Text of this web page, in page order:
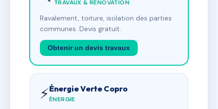
TRAVAUX & RÉNOVATION
Ravalement, toiture, isolation des parties
communes. Devis gratuit.
Obtenir un devis travaux
⚡Énergie Verte Copro
ÉNERGIE